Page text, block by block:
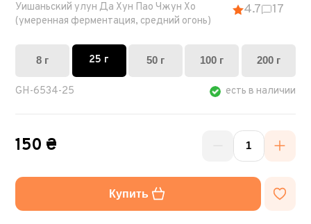
Уишаньский улун Да Хун Пао Чжун Хо
(умеренная ферментация, средний огонь)
4.7 17
8 г 25 г 50 г 100 г 200 г
GH-6534-25 есть в наличии
150 ₴
Купить